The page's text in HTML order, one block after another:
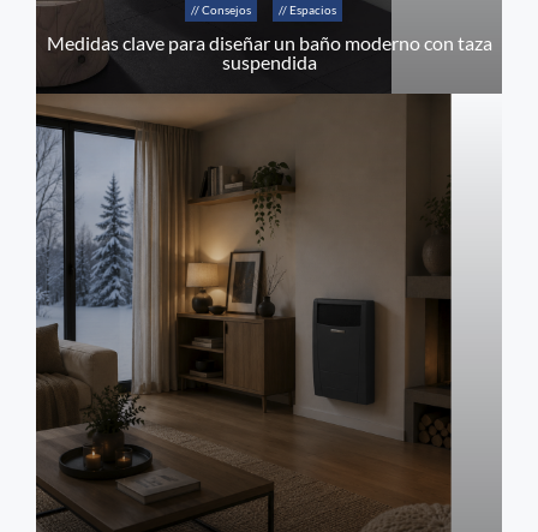
// Consejos // Espacios
Medidas clave para diseñar un baño moderno con taza
suspendida